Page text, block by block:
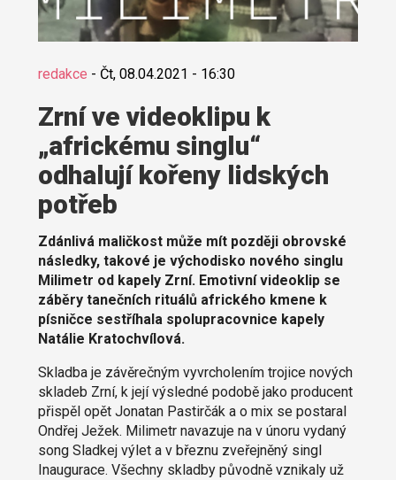
redakce - Čt, 08.04.2021 - 16:30
Zrní ve videoklipu k
„africkému singlu“
odhalují kořeny lidských
potřeb
Zdánlivá maličkost může mít později obrovské
následky, takové je východisko nového singlu
Milimetr od kapely Zrní. Emotivní videoklip se
záběry tanečních rituálů afrického kmene k
písničce sestříhala spolupracovnice kapely
Natálie Kratochvílová.
Skladba je závěrečným vyvrcholením trojice nových
skladeb Zrní, k její výsledné podobě jako producent
přispěl opět Jonatan Pastirčák a o mix se postaral
Ondřej Ježek. Milimetr navazuje na v únoru vydaný
song Sladkej výlet a v březnu zveřejněný singl
Inaugurace. Všechny skladby původně vznikaly už